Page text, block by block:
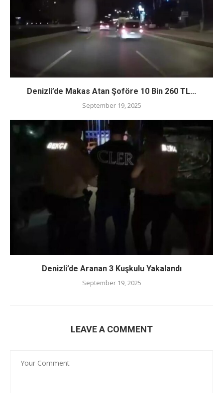
Denizli’de Makas Atan Şoföre 10 Bin 260 TL...
September 19, 2025
Denizli’de Aranan 3 Kuşkulu Yakalandı
September 19, 2025
LEAVE A COMMENT